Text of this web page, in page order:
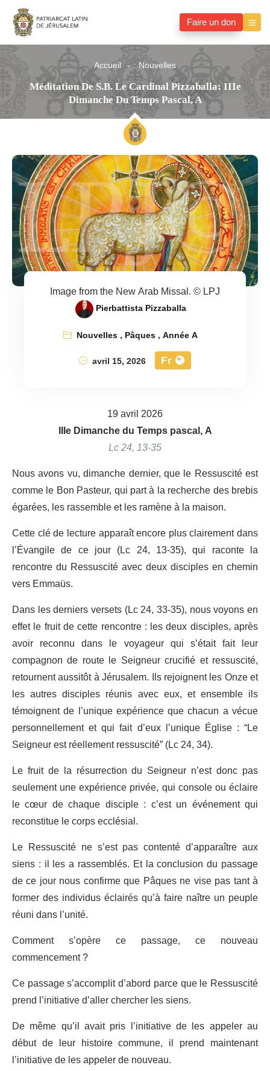
Faire un don
Accueil Nouvelles
Méditation De S.B. Le Cardinal Pizzaballa: IIIe
Dimanche Du Temps Pascal, A
Image from the New Arab Missal. © LPJ
Pierbattista Pizzaballa
Nouvelles, Pâques,Année A
avril 15, 2026
Fr
19 avril 2026
IIIe Dimanche du Temps pascal, A
Lc 24, 13-35
Nous avons vu, dimanche dernier, que le Ressuscité est
comme le Bon Pasteur, qui part à la recherche des brebis
égarées, les rassemble et les ramène à la maison.
Cette clé de lecture apparaît encore plus clairement dans
l’Évangile de ce jour (Lc 24, 13-35), qui raconte la
rencontre du Ressuscité avec deux disciples en chemin
vers Emmaüs.
Dans les derniers versets (Lc 24, 33-35), nous voyons en
effet le fruit de cette rencontre : les deux disciples, après
avoir reconnu dans le voyageur qui s’était fait leur
compagnon de route le Seigneur crucifié et ressuscité,
retournent aussitôt à Jérusalem. Ils rejoignent les Onze et
les autres disciples réunis avec eux, et ensemble ils
témoignent de l’unique expérience que chacun a vécue
personnellement et qui fait d’eux l’unique Église : “Le
Seigneur est réellement ressuscité” (Lc 24, 34).
Le fruit de la résurrection du Seigneur n’est donc pas
seulement une expérience privée, qui console ou éclaire
le cœur de chaque disciple : c’est un événement qui
reconstitue le corps ecclésial.
Le Ressuscité ne s’est pas contenté d’apparaître aux
siens : il les a rassemblés. Et la conclusion du passage
de ce jour nous confirme que Pâques ne vise pas tant à
former des individus éclairés qu’à faire naître un peuple
réuni dans l’unité.
Comment s’opère ce passage, ce nouveau
commencement ?
Ce passage s’accomplit d’abord parce que le Ressuscité
prend l’initiative d’aller chercher les siens.
De même qu’il avait pris l’initiative de les appeler au
début de leur histoire commune, il prend maintenant
l’initiative de les appeler de nouveau.